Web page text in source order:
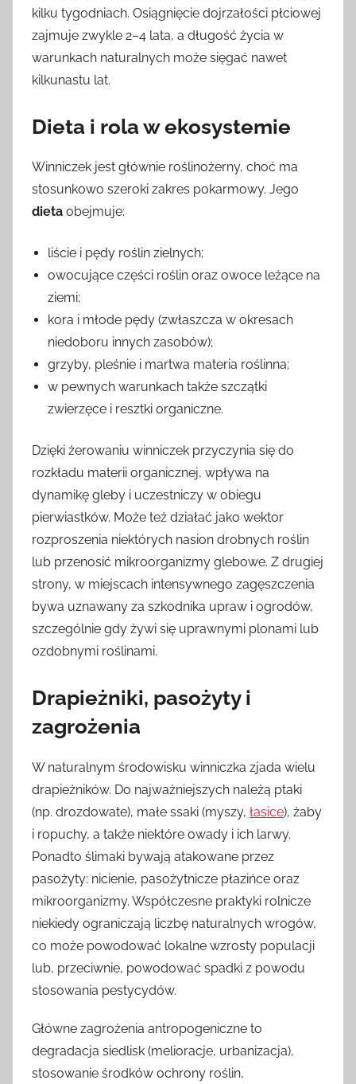
kilku tygodniach. Osiągnięcie dojrzałości płciowej
zajmuje zwykle 2–4 lata, a długość życia w
warunkach naturalnych może sięgać nawet
kilkunastu lat.
Dieta i rola w ekosystemie
Winniczek jest głównie roślinożerny, choć ma
stosunkowo szeroki zakres pokarmowy. Jego
dieta obejmuje:
liście i pędy roślin zielnych;
owocujące części roślin oraz owoce leżące na
ziemi;
kora i młode pędy (zwłaszcza w okresach
niedoboru innych zasobów);
grzyby, pleśnie i martwa materia roślinna;
w pewnych warunkach także szczątki
zwierzęce i resztki organiczne.
Dzięki żerowaniu winniczek przyczynia się do
rozkładu materii organicznej, wpływa na
dynamikę gleby i uczestniczy w obiegu
pierwiastków. Może też działać jako wektor
rozproszenia niektórych nasion drobnych roślin
lub przenosić mikroorganizmy glebowe. Z drugiej
strony, w miejscach intensywnego zagęszczenia
bywa uznawany za szkodnika upraw i ogrodów,
szczególnie gdy żywi się uprawnymi plonami lub
ozdobnymi roślinami.
Drapieżniki, pasożyty i
zagrożenia
W naturalnym środowisku winniczka zjada wielu
drapieżników. Do najważniejszych należą ptaki
(np. drozdowate), małe ssaki (myszy, łasice), żaby
i ropuchy, a także niektóre owady i ich larwy.
Ponadto ślimaki bywają atakowane przez
pasożyty: nicienie, pasożytnicze płazińce oraz
mikroorganizmy. Współczesne praktyki rolnicze
niekiedy ograniczają liczbę naturalnych wrogów,
co może powodować lokalne wzrosty populacji
lub, przeciwnie, powodować spadki z powodu
stosowania pestycydów.
Główne zagrożenia antropogeniczne to
degradacja siedlisk (melioracje, urbanizacja),
stosowanie środków ochrony roślin,